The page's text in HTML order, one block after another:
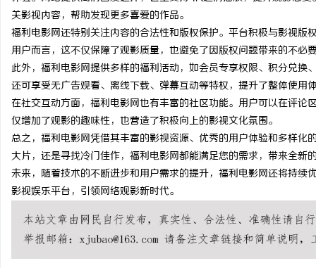
关影视内容，帮助发现更多喜爱的作品。
福利电影网还特别关注内容的合法性和版权保护。平台积极与影视
用户而言，这不仅保障了观影质量，也避免了因版权问题带来的不必
此外，福利电影网提供多样的福利活动，如会员专享权限、积分兑
还可享受无广告观看、离线下载、弹幕互动等特权，提升了整体使用
在社交互动方面，福利电影网也有丰富的社区功能。用户可以在评
仅增加了观影的趣味性，也营造了积极向上的影视文化氛围。
总之，福利电影网凭借其丰富的影视资源、优秀的用户体验和多样
大片，还是寻找冷门佳作，福利电影网都能满足您的需求，带来全新
未来，随着技术的不断进步和用户需求的提升，福利电影网还将持
影视娱乐平台，引领网络观影新时代。